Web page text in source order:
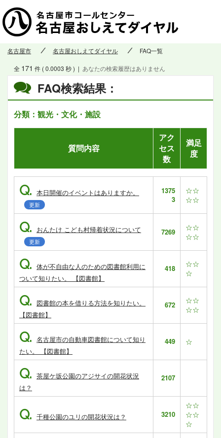
名古屋市 名古屋おしえてダイヤル FAQ一覧
FAQ検索結果：
分類：観光・文化・施設
全 171 件 ( 0.0003 秒 ) | あなたの検索履歴はありません
質問内容
アク
セス
数
満足
度
Q. 本日開催のイベントはありますか。
更新
1375
3
☆☆
☆☆
Q. おんたけ こども村帰着状況について
更新
7269
☆☆
☆☆
Q. 体が不自由な人のための図書館利用に
ついて知りたい。 【図書館】
418
☆☆
☆
Q. 図書館の本を借りる方法を知りたい。
【図書館】
672
☆☆
☆☆
Q. 名古屋市の自動車図書館について知り
たい。 【図書館】
449 ☆
Q. 茶屋ケ坂公園のアジサイの開花状況
は？
2107
Q. 千種公園のユリの開花状況は？ 3210
☆☆
☆☆
☆